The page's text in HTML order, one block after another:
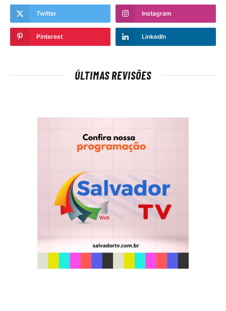
Twitter Instagram
Pinterest LinkedIn
ÚLTIMAS REVISÕES